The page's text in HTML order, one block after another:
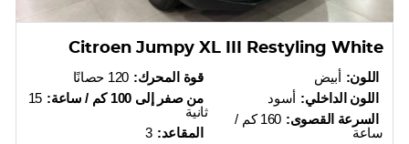
Citroen Jumpy XL III Restyling White
قوة المحرك: 120 حصانًا
من صفر إلى 100 كم / ساعة:
15
ثانية
المقاعد: 3
اللون: أبيض
اللون الداخلي: أسود
السرعة القصوى:
160 كم /
ساعة